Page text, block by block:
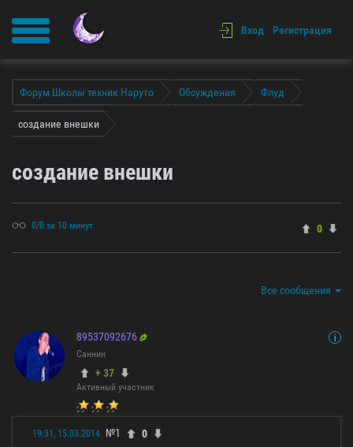
Вход Регистрация
Форум Школы техник Наруто Обсуждения Флуд
создание внешки
создание внешки
0/0 за 10 минут 0
Все сообщения
89537092676
Саннин
+ 37
Активный участник
19:31, 15.03.2014 №1 0